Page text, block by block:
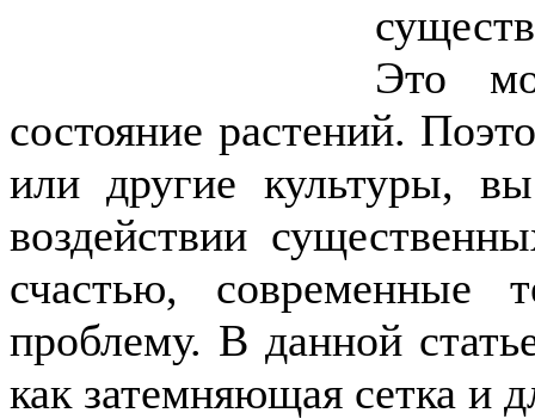
Это
состояние растений.
или другие культуры,
воздействии
счастью, современные
проблему. В данной
как затемняющая сетка и